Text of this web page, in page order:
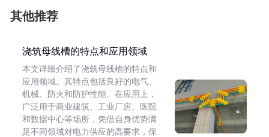
其他推荐
浇筑母线槽的特点和应用领域
本文详细介绍了浇筑母线槽的特点和
应用领域。其特点包括良好的电气、
机械、防火和防护性能。在应用上，
广泛用于商业建筑、工业厂房、医院
和数据中心等场所，凭借自身优势满
足不同领域对电力供应的高要求，保